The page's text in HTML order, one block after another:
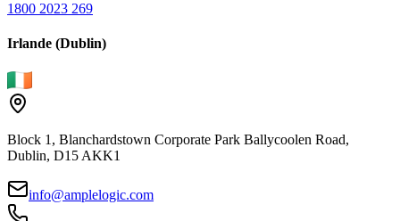
1800 2023 269
Irlande (Dublin)
Block 1, Blanchardstown Corporate Park Ballycoolen Road,
Dublin, D15 AKK1
info@amplelogic.com